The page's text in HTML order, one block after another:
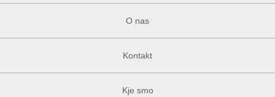
O nas
Kontakt
Kje smo